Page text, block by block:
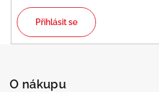
Přihlásit se
O nákupu